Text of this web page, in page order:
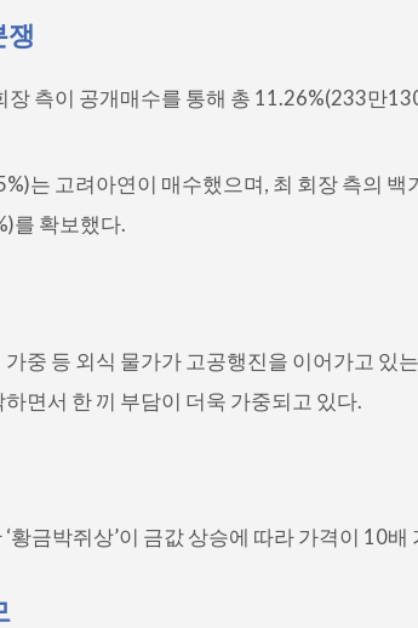
쟁
측이 공개매수를 통해 총 11.26%(233만
는 고려아연이 매수했으며, 최 회장 측의 백
를 확보했다.
중 등 외식 물가가 고공행진을 이어가고 있
면서 한 끼 부담이 더욱 가중되고 있다.
황금박쥐상’이 금값 상승에 따라 가격이 10배